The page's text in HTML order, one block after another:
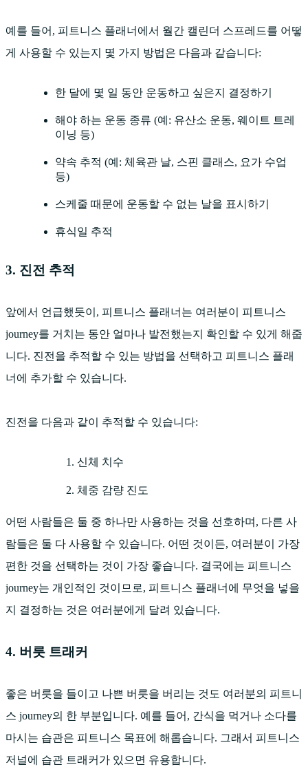
예를 들어, 피트니스 플래너에서 월간 캘린더 스프레드를 어떻
게 사용할 수 있는지 몇 가지 방법은 다음과 같습니다:
한 달에 몇 일 동안 운동하고 싶은지 결정하기
해야 하는 운동 종류 (예: 유산소 운동, 웨이트 트레
이닝 등)
약속 추적 (예: 체육관 날, 스핀 클래스, 요가 수업
등)
스케줄 때문에 운동할 수 없는 날을 표시하기
휴식일 추적
3. 진전 추적
앞에서 언급했듯이, 피트니스 플래너는 여러분이 피트니스
journey를 거치는 동안 얼마나 발전했는지 확인할 수 있게 해줍
니다. 진전을 추적할 수 있는 방법을 선택하고 피트니스 플래
너에 추가할 수 있습니다.
진전을 다음과 같이 추적할 수 있습니다:
신체 치수
체중 감량 진도
어떤 사람들은 둘 중 하나만 사용하는 것을 선호하며, 다른 사
람들은 둘 다 사용할 수 있습니다. 어떤 것이든, 여러분이 가장
편한 것을 선택하는 것이 가장 좋습니다. 결국에는 피트니스
journey는 개인적인 것이므로, 피트니스 플래너에 무엇을 넣을
지 결정하는 것은 여러분에게 달려 있습니다.
4. 버릇 트래커
좋은 버릇을 들이고 나쁜 버릇을 버리는 것도 여러분의 피트니
스 journey의 한 부분입니다. 예를 들어, 간식을 먹거나 소다를
마시는 습관은 피트니스 목표에 해롭습니다. 그래서 피트니스
저널에 습관 트래커가 있으면 유용합니다.